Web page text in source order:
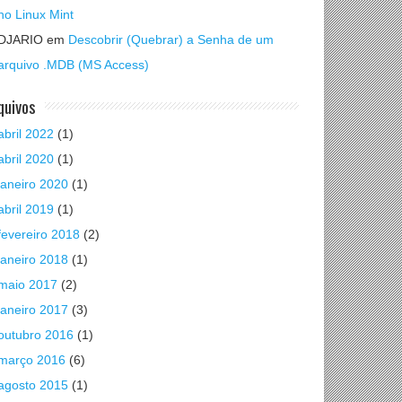
Linux Mint
em Descobrir (Quebrar) a Senha de um
.MDB (MS Access)
2022 (1)
2020 (1)
2020 (1)
2019 (1)
2018 (2)
2018 (1)
2017 (2)
2017 (3)
2016 (1)
2016 (6)
2015 (1)